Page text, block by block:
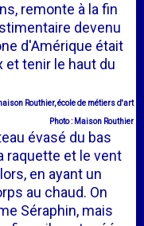
remonte à la fin
devenu
d'Amérique était
tenir le haut du
Routhier, école de métiers d'art
Photo : Maison Routhier
évasé du bas
raquette et le vent
en ayant un
au chaud. On
Séraphin, mais